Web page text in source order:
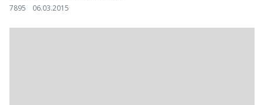
7895 06.03.2015